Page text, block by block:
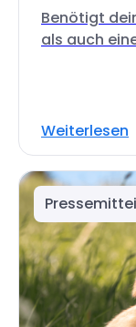
Benötigt
als auch
Weiterlesen